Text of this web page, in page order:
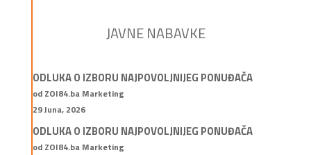
JAVNE NABAVKE
ODLUKA O IZBORU NAJPOVOLJNIJEG PONUĐAČA
od ZOI84.ba Marketing
29 Juna, 2026
ODLUKA O IZBORU NAJPOVOLJNIJEG PONUĐAČA
od ZOI84.ba Marketing